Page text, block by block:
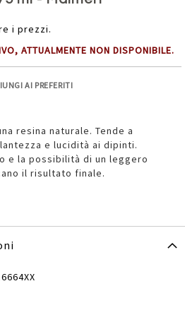
i prezzi.
ATTUALMENTE NON DISPONIBILE.
AI PREFERITI
resina naturale. Tende a
e lucidità ai dipinti.
e la possibilità di un leggero
il risultato finale.